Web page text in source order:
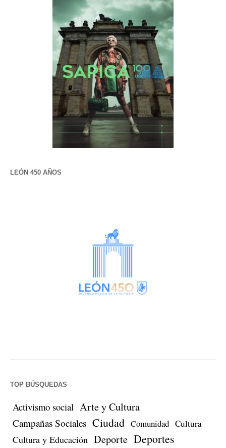
LEÓN 450 AÑOS
TOP BÚSQUEDAS
Activismo social Arte y Cultura
Campañas Sociales Ciudad Comunidad Cultura
Cultura y Educación Deporte Deportes